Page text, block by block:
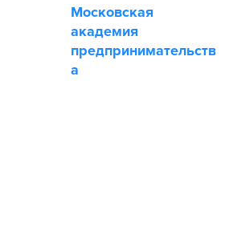
Московская
академия
предпринимательств
а